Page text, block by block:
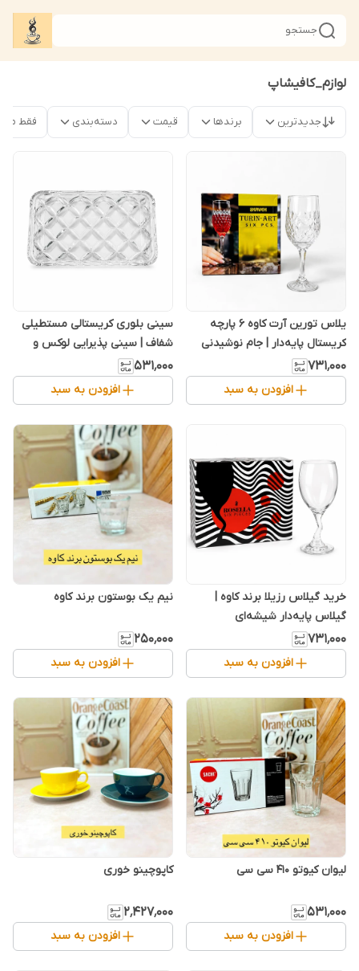
جستجو
لوازم_کافیشاپ
جدیدترین برندها قیمت دسته‌بندی فقط
یلاس تورین آرت کاوه ۶ پارچه
کریستال پایه‌دار | جام نوشیدنی
شفاف و لوکس پذیرایی
۷۳۱٬۰۰۰
افزودن به سبد
سینی بلوری کریستالی مستطیلی
شفاف | سینی پذیرایی لوکس و
مقاوم
۵۳۱٬۰۰۰
افزودن به سبد
خرید گیلاس رزیلا برند کاوه |
گیلاس پایه‌دار شیشه‌ای
۷۳۱٬۰۰۰
افزودن به سبد
نیم یک بوستون برند کاوه
۲۵۰٬۰۰۰
افزودن به سبد
لیوان کیوتو ۴۱۰ سی سی
۵۳۱٬۰۰۰
افزودن به سبد
کاپوچینو خوری
۲٬۴۲۷٬۰۰۰
افزودن به سبد